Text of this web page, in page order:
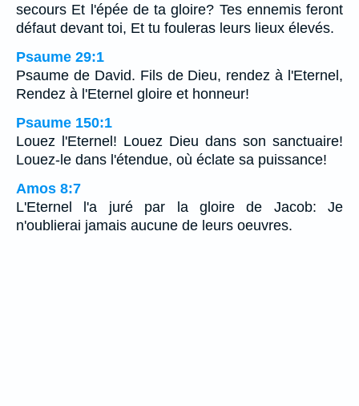
secours Et l'épée de ta gloire? Tes ennemis feront
défaut devant toi, Et tu fouleras leurs lieux élevés.
Psaume 29:1
Psaume de David. Fils de Dieu, rendez à l'Eternel,
Rendez à l'Eternel gloire et honneur!
Psaume 150:1
Louez l'Eternel! Louez Dieu dans son sanctuaire!
Louez-le dans l'étendue, où éclate sa puissance!
Amos 8:7
L'Eternel l'a juré par la gloire de Jacob: Je
n'oublierai jamais aucune de leurs oeuvres.